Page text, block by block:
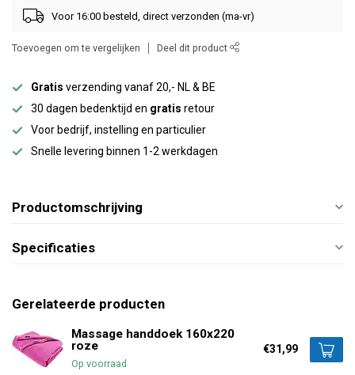
Voor 16:00 besteld, direct verzonden (ma-vr)
Toevoegen om te vergelijken Deel dit product
Gratis verzending vanaf 20,- NL & BE
30 dagen bedenktijd en gratis retour
Voor bedrijf, instelling en particulier
Snelle levering binnen 1-2 werkdagen
Productomschrijving
Specificaties
Gerelateerde producten
Massage handdoek 160x220
roze
Op voorraad
€31,99